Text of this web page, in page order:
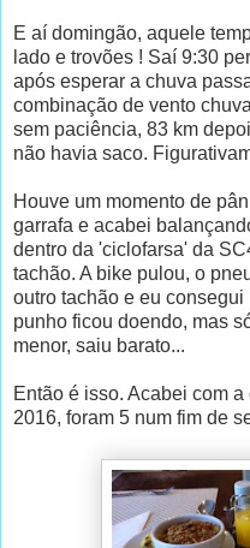
E aí domingão, aquele
lado e trovões ! Saí 9:30
após esperar a chuva
combinação de vento
sem paciência, 83 km
não havia saco.
Houve um momento de
garrafa e acabei
dentro da 'ciclofarsa' da
tachão. A bike pulou, o
outro tachão e eu
punho ficou doendo, mas
menor, saiu barato...
Então é isso. Acabei com
2016, foram 5 num fim de